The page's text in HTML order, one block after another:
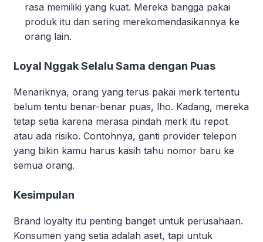
rasa memiliki yang kuat. Mereka bangga pakai
produk itu dan sering merekomendasikannya ke
orang lain.
Loyal Nggak Selalu Sama dengan Puas
Menariknya, orang yang terus pakai merk tertentu
belum tentu benar-benar puas, lho. Kadang, mereka
tetap setia karena merasa pindah merk itu repot
atau ada risiko. Contohnya, ganti provider telepon
yang bikin kamu harus kasih tahu nomor baru ke
semua orang.
Kesimpulan
Brand loyalty itu penting banget untuk perusahaan.
Konsumen yang setia adalah aset, tapi untuk